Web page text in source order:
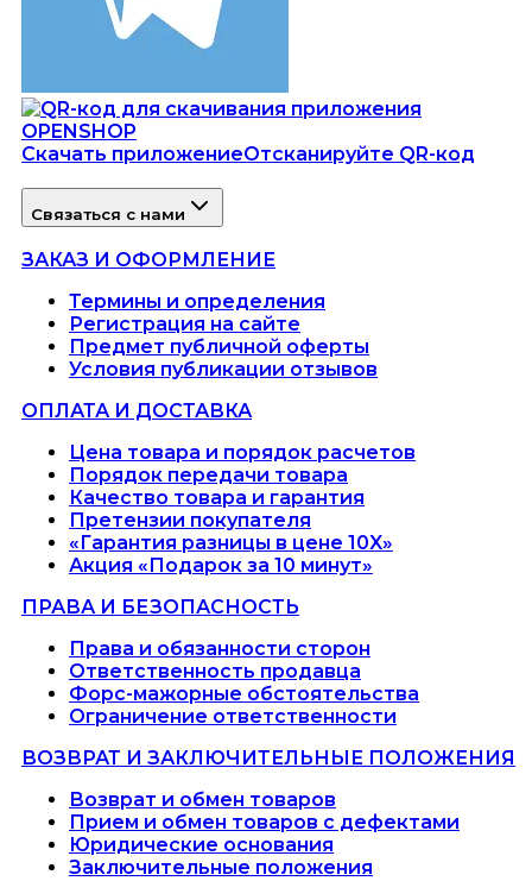
Скачать приложениеОтсканируйте QR-код
Связаться с нами
ЗАКАЗ И ОФОРМЛЕНИЕ
Термины и определения
Регистрация на сайте
Предмет публичной оферты
Условия публикации отзывов
ОПЛАТА И ДОСТАВКА
Цена товара и порядок расчетов
Порядок передачи товара
Качество товара и гарантия
Претензии покупателя
«Гарантия разницы в цене 10X»
Акция «Подарок за 10 минут»
ПРАВА И БЕЗОПАСНОСТЬ
Права и обязанности сторон
Ответственность продавца
Форс-мажорные обстоятельства
Ограничение ответственности
ВОЗВРАТ И ЗАКЛЮЧИТЕЛЬНЫЕ ПОЛОЖЕНИЯ
Возврат и обмен товаров
Прием и обмен товаров с дефектами
Юридические основания
Заключительные положения